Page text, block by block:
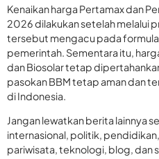
Kenaikan harga Pertamax dan
2026 dilakukan setelah melalui
tersebut mengacu pada
pemerintah. Sementara itu,
dan Biosolar tetap
pasokan BBM tetap aman dan
di Indonesia.
Jangan lewatkan berita lainnya
internasional, politik,
pariwisata, teknologi, blog, dan